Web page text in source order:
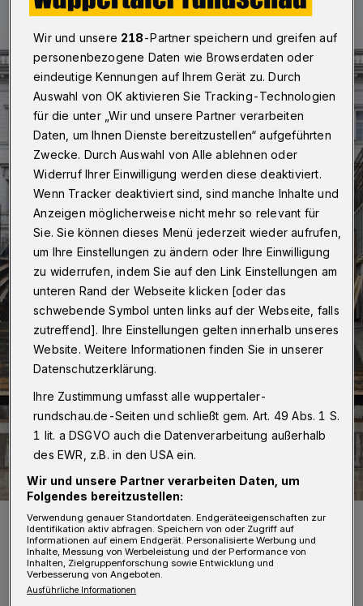
Hier soll bald das FOC entstehen.
Foto: Rundschau
Wir und unsere 218-Partner speichern und greifen auf
personenbezogene Daten wie Browserdaten oder
eindeutige Kennungen auf Ihrem Gerät zu. Durch
Auswahl von OK aktivieren Sie Tracking-Technologien
für die unter „Wir und unsere Partner verarbeiten
Daten, um Ihnen Dienste bereitzustellen“ aufgeführten
Zwecke. Durch Auswahl von Alle ablehnen oder
Widerruf Ihrer Einwilligung werden diese deaktiviert.
Wenn Tracker deaktiviert sind, sind manche Inhalte und
Anzeigen möglicherweise nicht mehr so relevant für
Sie. Sie können dieses Menü jederzeit wieder aufrufen,
um Ihre Einstellungen zu ändern oder Ihre Einwilligung
zu widerrufen, indem Sie auf den Link Einstellungen am
unteren Rand der Webseite klicken [oder das
schwebende Symbol unten links auf der Webseite, falls
zutreffend]. Ihre Einstellungen gelten innerhalb unseres
Website. Weitere Informationen finden Sie in unserer
Datenschutzerklärung.
Ihre Zustimmung umfasst alle wuppertaler-
rundschau.de-Seiten und schließt gem. Art. 49 Abs. 1 S.
1 lit. a DSGVO auch die Datenverarbeitung außerhalb
des EWR, z.B. in den USA ein.
Wir und unsere Partner verarbeiten Daten, um
Folgendes bereitzustellen:
Verwendung genauer Standortdaten. Endgeräteeigenschaften zur
Identifikation aktiv abfragen. Speichern von oder Zugriff auf
Informationen auf einem Endgerät. Personalisierte Werbung und
Inhalte, Messung von Werbeleistung und der Performance von
Inhalten, Zielgruppenforschung sowie Entwicklung und
Verbesserung von Angeboten.
Ausführliche Informationen